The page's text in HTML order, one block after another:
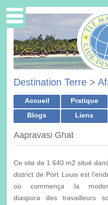
Destination Terre >
Accueil Pratique
Blogs
Liens
Aapravasi Ghat
Ce site de 1 640 m2 situé
district de Port Louis est
où commença la
diaspora des travailleurs